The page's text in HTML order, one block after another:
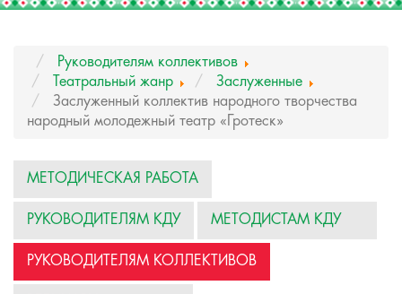
Руководителям коллективов
Театральный жанр
Заслуженные
Заслуженный коллектив народного творчества
народный молодежный театр «Гротеск»
МЕТОДИЧЕСКАЯ РАБОТА
РУКОВОДИТЕЛЯМ КДУ МЕТОДИСТАМ КДУ
РУКОВОДИТЕЛЯМ КОЛЛЕКТИВОВ